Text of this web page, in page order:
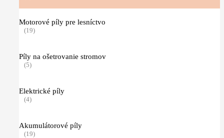
Motorové píly pre lesníctvo
(19)
Píly na ošetrovanie stromov
(5)
Elektrické píly
(4)
Akumulátorové píly
(19)